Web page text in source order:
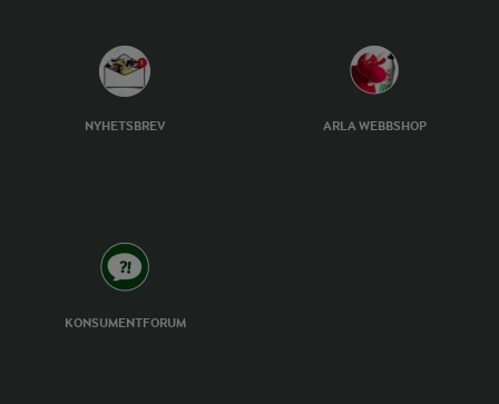
NYHETSBREV ARLA WEBBSHOP
KONSUMENTFORUM